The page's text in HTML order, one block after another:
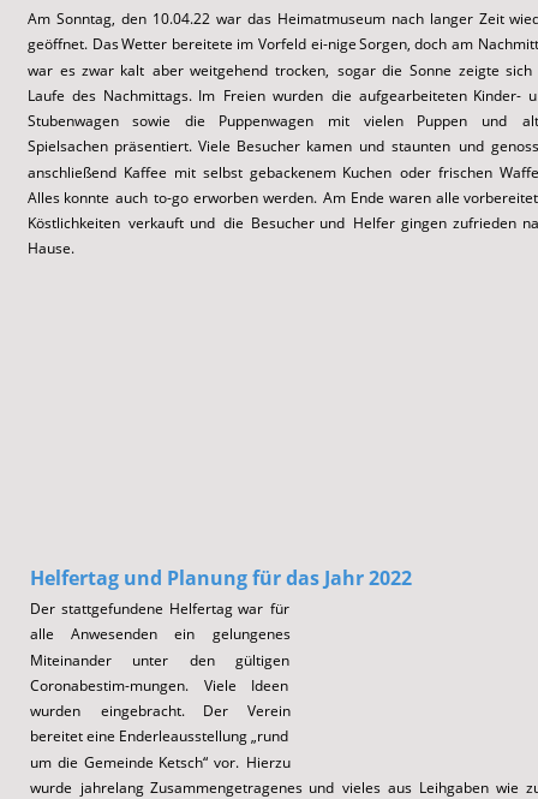
Helfertag und Planung für das Jahr 2022
Der stattgefundene Helfertag war für
alle
Anwesenden ein
gelungenes
Miteinander
unter den
gültigen
Coronabestim-mungen.
Viele
Ideen
wurden
eingebracht. Der
Verein
bereiteteine Enderleausstellung„rund
um die Gemeinde Ketsch“ vor. Hierzu
wurde jahrelang Zusammengetragenes und vieles aus Leihgaben wie
Am Sonntag, den 10.04.22 war das Heimatmuseum nach langer Zeit
geöffnet. DasWetter bereitete im Vorfeld ei-nige Sorgen, doch am
war es zwar kalt aber weitgehend trocken, sogar die Sonne zeigte sich
Laufe des Nachmittags. Im Freien wurden die aufgearbeiteten Kinder-
Stubenwagen
sowie die Puppenwagen mit vielen Puppen und
Spielsachen präsentiert. Viele Besucher kamen und staunten und
anschließend Kaffee mit selbst gebackenem Kuchen oder frischen
Alles konnte auch to-go erworben werden. Am Ende waren alle
Köstlichkeiten verkauft und die Besucher und Helfer gingen zufrieden
Hause.